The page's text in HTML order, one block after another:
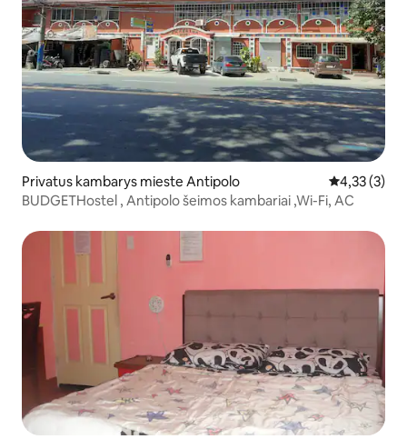
Privatus kambarys mieste Antipolo Vidutinis
4,33 (3)
BUDGETHostel , Antipolo šeimos kambariai ,Wi-Fi, AC